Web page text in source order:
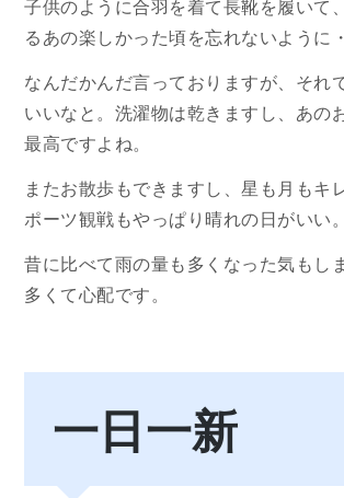
子供のように合羽を着て長靴を履いて
るあの楽しかった頃を忘れないように
なんだかんだ言っておりますが、それ
いいなと。洗濯物は乾きますし、あの
最高ですよね。
またお散歩もできますし、星も月もキ
ポーツ観戦もやっぱり晴れの日がいい。
昔に比べて雨の量も多くなった気もし
多くて心配です。
一日一新